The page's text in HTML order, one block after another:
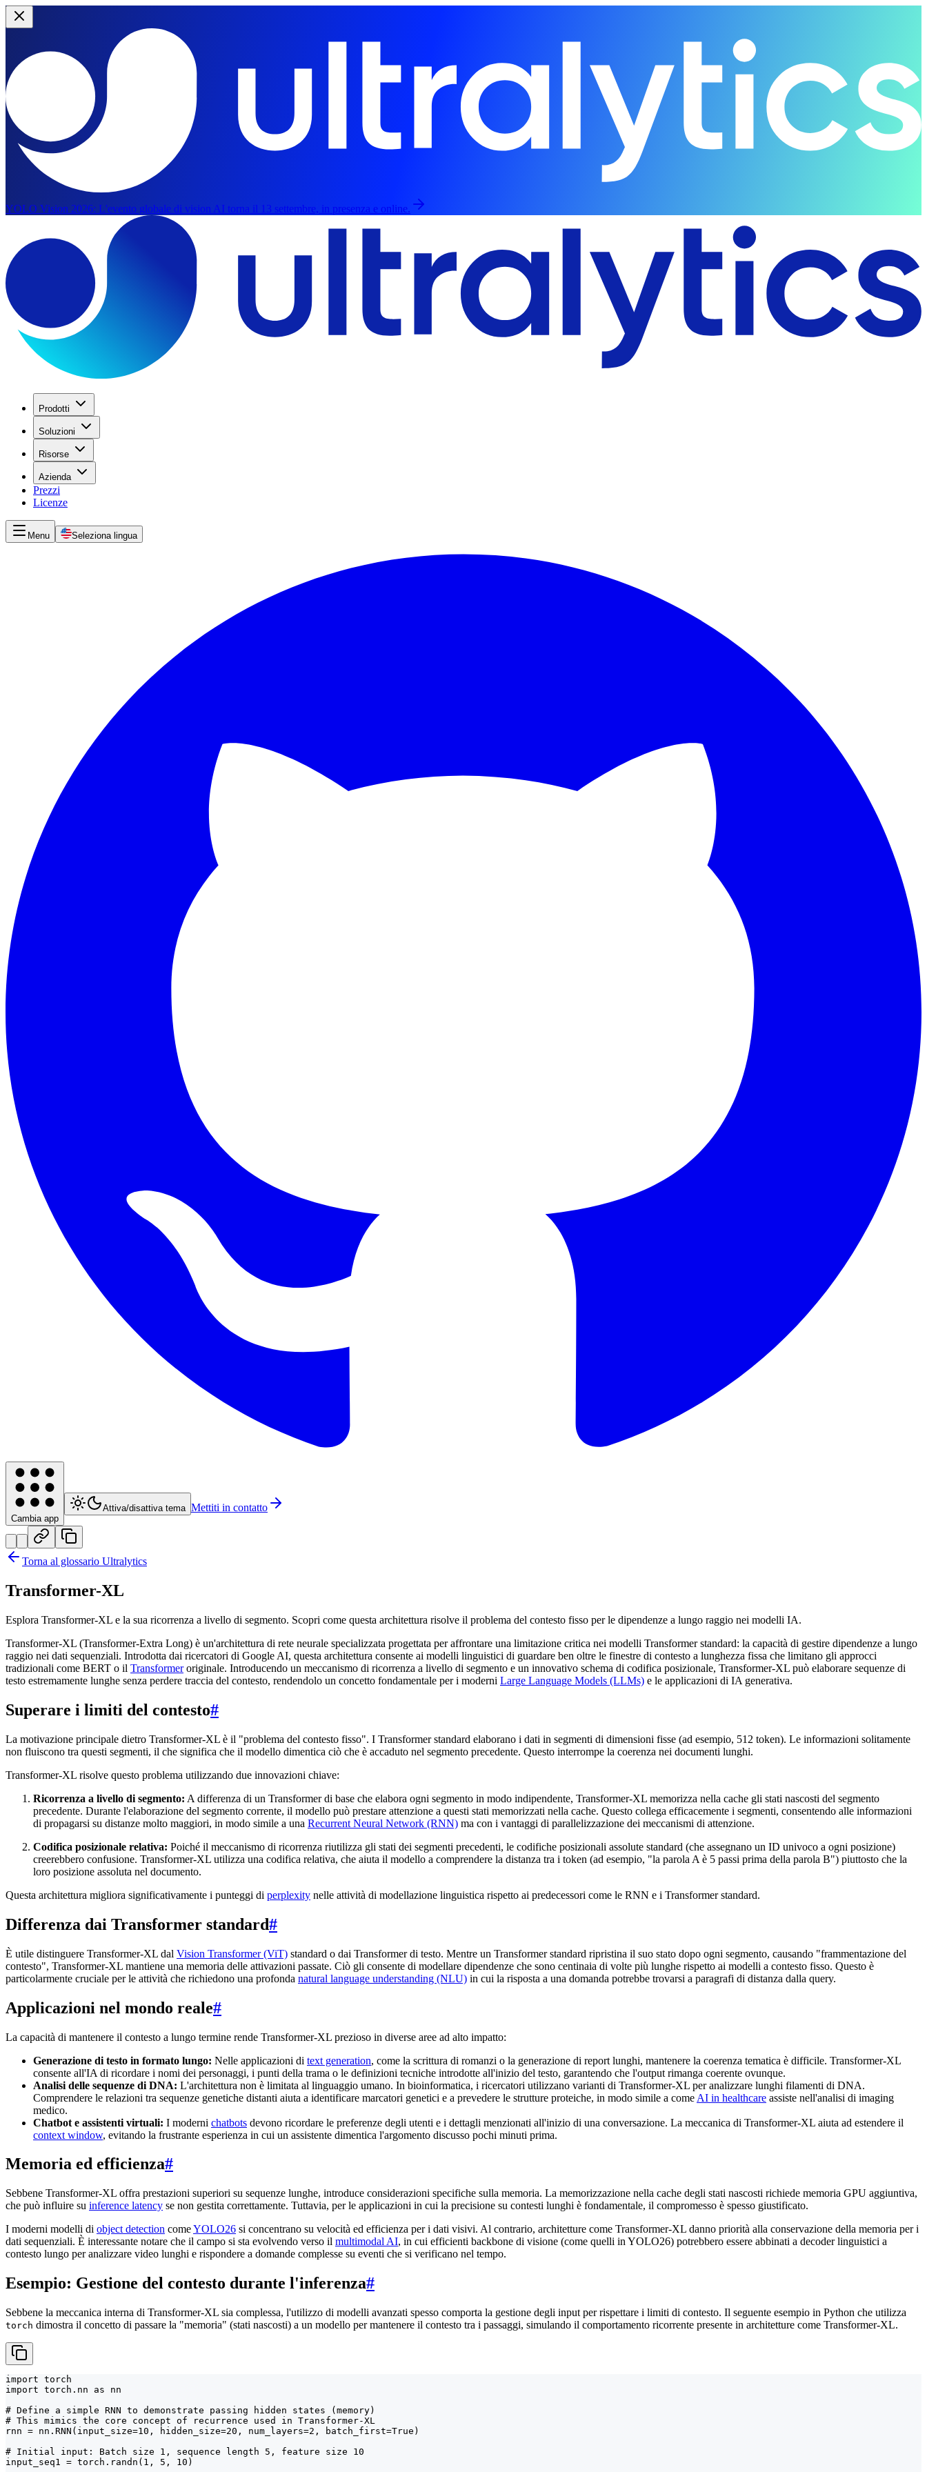
YOLO Vision 2026: L'evento globale di vision AI torna il 13 settembre, in presenza e online.
Prodotti
Soluzioni
Risorse
Azienda
Prezzi
Licenze
Menu Seleziona lingua
Cambia app
Attiva/disattiva tema Mettiti in contatto
Torna al glossario Ultralytics
Transformer-XL
Esplora Transformer-XL e la sua ricorrenza a livello di segmento. Scopri come questa architettura risolve il problema del contesto fisso per le dipendenze a lungo raggio nei modelli IA.
Transformer-XL (Transformer-Extra Long) è un'architettura di rete neurale specializzata progettata per affrontare una limitazione critica nei modelli Transformer standard: la capacità di gestire dipendenze a lungo
raggio nei dati sequenziali. Introdotta dai ricercatori di Google AI, questa architettura consente ai modelli linguistici di guardare ben oltre le finestre di contesto a lunghezza fissa che limitano gli approcci
tradizionali come BERT o il Transformeroriginale. Introducendo un meccanismo di ricorrenza a livello di segmento e un innovativo schema di codifica posizionale, Transformer-XL può elaborare sequenze di
testo estremamente lunghe senza perdere traccia del contesto, rendendolo un concetto fondamentale per i moderni Large Language Models (LLMs) e le applicazioni di IA generativa.
Superare i limiti del contesto#
La motivazione principale dietro Transformer-XL è il "problema del contesto fisso". I Transformer standard elaborano i dati in segmenti di dimensioni fisse (ad esempio, 512 token). Le informazioni solitamente
non fluiscono tra questi segmenti, il che significa che il modello dimentica ciò che è accaduto nel segmento precedente. Questo interrompe la coerenza nei documenti lunghi.
Transformer-XL risolve questo problema utilizzando due innovazioni chiave:
Ricorrenza a livello di segmento: A differenza di un Transformer di base che elabora ogni segmento in modo indipendente, Transformer-XL memorizza nella cache gli stati nascosti del segmento
precedente. Durante l'elaborazione del segmento corrente, il modello può prestare attenzione a questi stati memorizzati nella cache. Questo collega efficacemente i segmenti, consentendo alle informazioni
di propagarsi su distanze molto maggiori, in modo simile a una Recurrent Neural Network (RNN) ma con i vantaggi di parallelizzazione dei meccanismi di attenzione.
Codifica posizionale relativa: Poiché il meccanismo di ricorrenza riutilizza gli stati dei segmenti precedenti, le codifiche posizionali assolute standard (che assegnano un ID univoco a ogni posizione)
creerebbero confusione. Transformer-XL utilizza una codifica relativa, che aiuta il modello a comprendere la distanza tra i token (ad esempio, "la parola A è 5 passi prima della parola B") piuttosto che la
loro posizione assoluta nel documento.
Questa architettura migliora significativamente i punteggi di perplexity nelle attività di modellazione linguistica rispetto ai predecessori come le RNN e i Transformer standard.
Differenza dai Transformer standard#
È utile distinguere Transformer-XL dal Vision Transformer (ViT) standard o dai Transformer di testo. Mentre un Transformer standard ripristina il suo stato dopo ogni segmento, causando "frammentazione del
contesto", Transformer-XL mantiene una memoria delle attivazioni passate. Ciò gli consente di modellare dipendenze che sono centinaia di volte più lunghe rispetto ai modelli a contesto fisso. Questo è
particolarmente cruciale per le attività che richiedono una profonda natural language understanding (NLU) in cui la risposta a una domanda potrebbe trovarsi a paragrafi di distanza dalla query.
Applicazioni nel mondo reale#
La capacità di mantenere il contesto a lungo termine rende Transformer-XL prezioso in diverse aree ad alto impatto:
Generazione di testo in formato lungo: Nelle applicazioni di text generation, come la scrittura di romanzi o la generazione di report lunghi, mantenere la coerenza tematica è difficile. Transformer-XL
consente all'IA di ricordare i nomi dei personaggi, i punti della trama o le definizioni tecniche introdotte all'inizio del testo, garantendo che l'output rimanga coerente ovunque.
Analisi delle sequenze di DNA: L'architettura non è limitata al linguaggio umano. In bioinformatica, i ricercatori utilizzano varianti di Transformer-XL per analizzare lunghi filamenti di DNA.
Comprendere le relazioni tra sequenze genetiche distanti aiuta a identificare marcatori genetici e a prevedere le strutture proteiche, in modo simile a come AI in healthcare assiste nell'analisi di imaging
medico.
Chatbot e assistenti virtuali: I moderni chatbots devono ricordare le preferenze degli utenti e i dettagli menzionati all'inizio di una conversazione. La meccanica di Transformer-XL aiuta ad estendere il
context window, evitando la frustrante esperienza in cui un assistente dimentica l'argomento discusso pochi minuti prima.
Memoria ed efficienza#
Sebbene Transformer-XL offra prestazioni superiori su sequenze lunghe, introduce considerazioni specifiche sulla memoria. La memorizzazione nella cache degli stati nascosti richiede memoria GPU aggiuntiva,
che può influire su inference latency se non gestita correttamente. Tuttavia, per le applicazioni in cui la precisione su contesti lunghi è fondamentale, il compromesso è spesso giustificato.
I moderni modelli di object detection comeYOLO26 si concentrano su velocità ed efficienza per i dati visivi. Al contrario, architetture come Transformer-XL danno priorità alla conservazione della memoria per i
dati sequenziali. È interessante notare che il campo si sta evolvendo verso il multimodal AI, in cui efficienti backbone di visione (come quelli in YOLO26) potrebbero essere abbinati a decoder linguistici a
contesto lungo per analizzare video lunghi e rispondere a domande complesse su eventi che si verificano nel tempo.
Esempio: Gestione del contesto durante l'inferenza#
Sebbene la meccanica interna di Transformer-XL sia complessa, l'utilizzo di modelli avanzati spesso comporta la gestione degli input per rispettare i limiti di contesto. Il seguente esempio in Python che utilizza
torch dimostra il concetto di passare la "memoria" (stati nascosti) a un modello per mantenere il contesto tra i passaggi, simulando il comportamento ricorrente presente in architetture come Transformer-XL.
import torch
import torch.nn as nn
# Define a simple RNN to demonstrate passing hidden states (memory)
# This mimics the core concept of recurrence used in Transformer-XL
rnn = nn.RNN(input_size=10, hidden_size=20, num_layers=2, batch_first=True)
# Initial input: Batch size 1, sequence length 5, feature size 10
input_seq1 = torch.randn(1, 5, 10)